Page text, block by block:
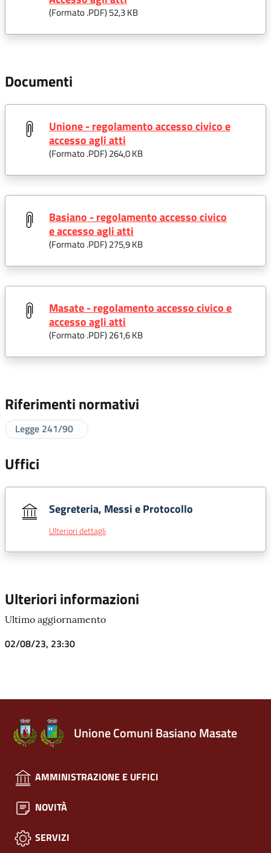
(Formato .PDF) 52,3 KB
Documenti
Unione - regolamento accesso civico e
accesso agli atti
(Formato .PDF) 264,0 KB
Basiano - regolamento accesso civico
e accesso agli atti
(Formato .PDF) 275,9 KB
Masate - regolamento accesso civico e
accesso agli atti
(Formato .PDF) 261,6 KB
Riferimenti normativi
Legge 241/90
Uffici
Segreteria, Messi e Protocollo
Ulteriori dettagli
Ulteriori informazioni
Ultimo aggiornamento
02/08/23, 23:30
Unione Comuni Basiano Masate
AMMINISTRAZIONE E UFFICI
NOVITÀ
SERVIZI